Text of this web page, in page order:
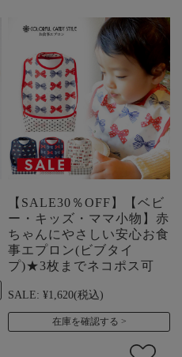
【SALE30％OFF】【ベビ
ー・キッズ・ママ小物】赤
ちゃんにやさしい安心お食
事エプロン(ビブタイ
プ)★3枚までネコポス可
SALE: ¥1,620(税込)
在庫を確認する